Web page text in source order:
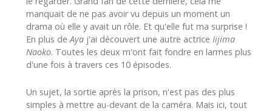
manquait de ne pas avoir vu depuis un moment un
drama où elle y avait un rôle. Et qu'elle fut ma surprise !
En plus de Aya j'ai découvert une autre actrice Iijima
Naoko. Toutes les deux m'ont fait fondre en larmes plus
d'une fois à travers ces 10 épisodes.
Un sujet, la sortie après la prison, n'est pas des plus
simples à mettre au-devant de la caméra. Mais ici, tout